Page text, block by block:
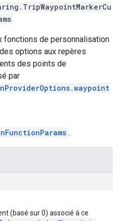
. TripWaypointMarkerCu
fonctions de personnalisation
options aux repères
des points de
par
.
(basé sur 0) associé à ce